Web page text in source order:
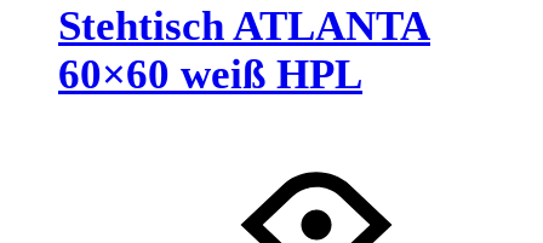
Stehtisch ATLANTA
60×60 weiß HPL